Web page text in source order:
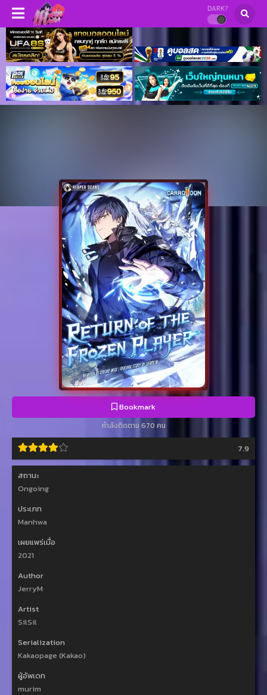
DARK?
Bookmark
กำลังติดตาม 670 คน
7.9
สถานะ
Ongoing
ประเภท
Manhwa
เผยแพร่เมื่อ
2021
Author
JerryM
Artist
SilSil
Serialization
Kakaopage (Kakao)
ผู้อัพเดท
murim